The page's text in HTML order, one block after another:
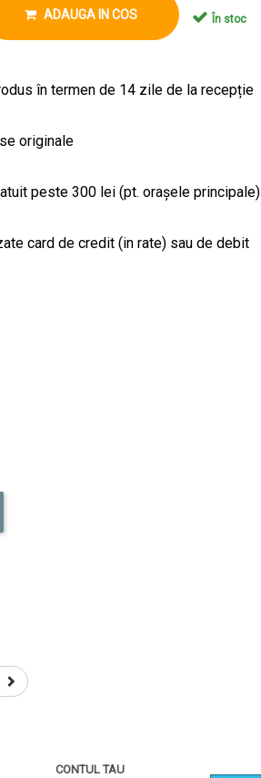
ADAUGA IN COS În stoc
în termen de 14 zile de la recepție
originale
peste 300 lei (pt. orașele principale)
card de credit (in rate) sau de debit
CONTUL TAU